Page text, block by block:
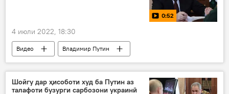
0:52
4 июли 2022, 18:30
Видео
Владимир Путин
Сергей Шойгу
Амният ва мудофиа
Луганск
Шойгу дар ҳисоботи худ ба Путин аз
талафоти бузурги сарбозони украинӣ